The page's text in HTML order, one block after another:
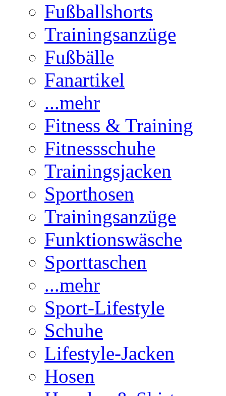
Fußballshorts
Trainingsanzüge
Fußbälle
Fanartikel
...mehr
Fitness & Training
Fitnessschuhe
Trainingsjacken
Sporthosen
Trainingsanzüge
Funktionswäsche
Sporttaschen
...mehr
Sport-Lifestyle
Schuhe
Lifestyle-Jacken
Hosen